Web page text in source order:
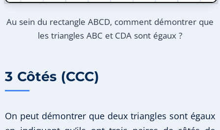
Au sein du rectangle ABCD, comment démontrer que
les triangles ABC et CDA sont égaux ?
3 Côtés (CCC)
On peut démontrer que deux triangles sont égaux